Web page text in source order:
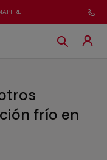
frío en